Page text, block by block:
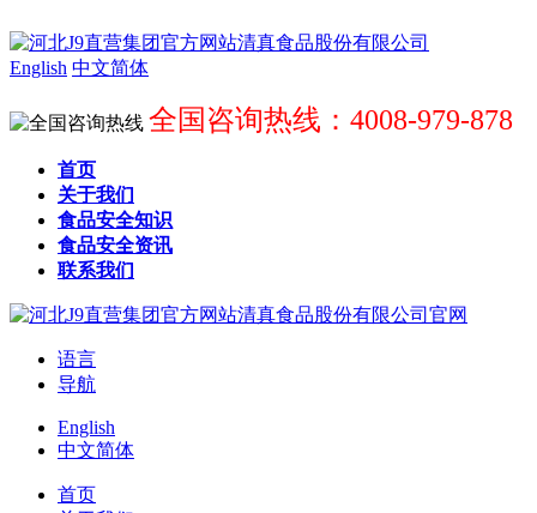
English 中文简体
全国咨询热线：4008-979-878
首页
关于我们
食品安全知识
食品安全资讯
联系我们
语言
导航
English
中文简体
首页